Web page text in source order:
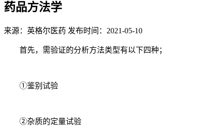
药品方法学
来源：英格尔医药 发布时间：2021-05-10
首先，需验证的分析方法类型有以下四种；
①鉴别试验
②杂质的定量试验